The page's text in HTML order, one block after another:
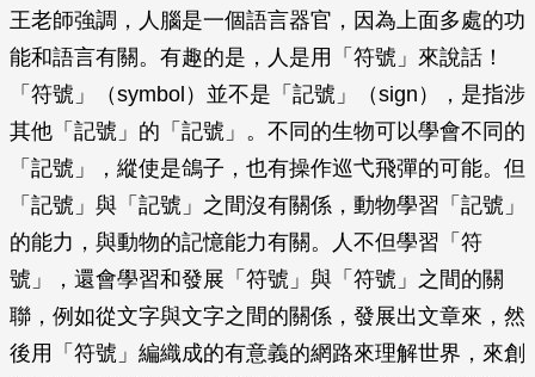
王老師強調，人腦是一個語言器官，因為上面多處的功
能和語言有關。有趣的是，人是用「符號」來說話！
「符號」（symbol）並不是「記號」（sign），是指涉
其他「記號」的「記號」。不同的生物可以學會不同的
「記號」，縱使是鴿子，也有操作巡弋飛彈的可能。但
「記號」與「記號」之間沒有關係，動物學習「記號」
的能力，與動物的記憶能力有關。人不但學習「符
號」，還會學習和發展「符號」與「符號」之間的關
聯，例如從文字與文字之間的關係，發展出文章來，然
後用「符號」編織成的有意義的網路來理解世界，來創